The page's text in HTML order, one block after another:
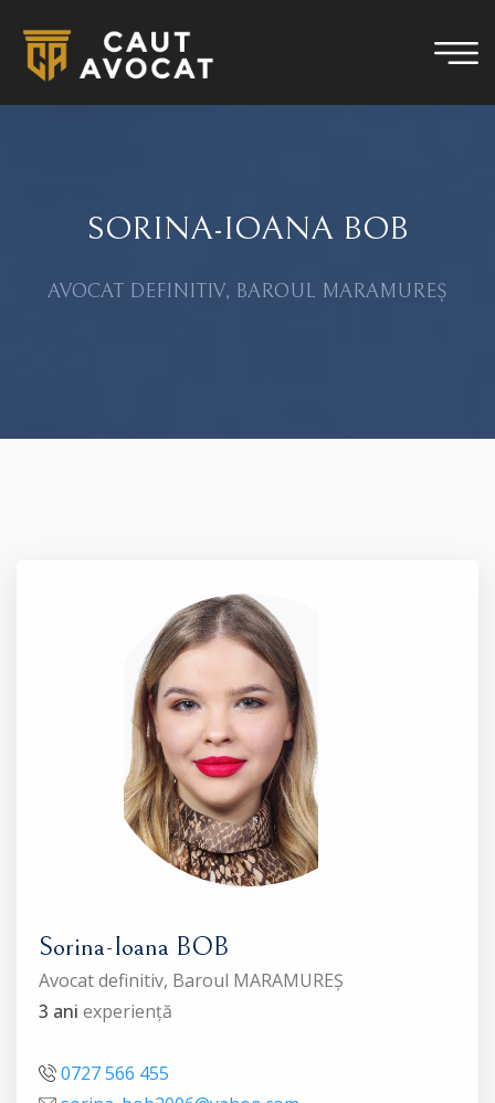
SORINA-IOANA BOB
AVOCAT DEFINITIV, BAROUL MARAMUREȘ
Sorina-Ioana BOB
Avocat definitiv, Baroul MARAMUREȘ
3 ani experiență
0727 566 455